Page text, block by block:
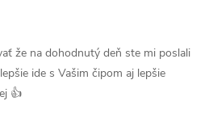
že na dohodnutý deň ste mi poslali
ide s Vašim čipom aj lepšie
👍